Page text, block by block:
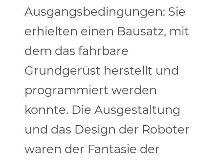
Ausgangsbedingungen: Sie
erhielten einen Bausatz, mit
dem das fahrbare
Grundgerüst herstellt und
programmiert werden
konnte. Die Ausgestaltung
und das Design der Roboter
waren der Fantasie der